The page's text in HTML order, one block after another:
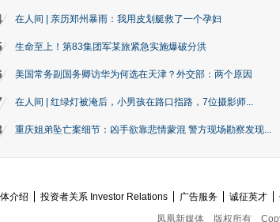
在人间 | 亲历郑州暴雨：我用皮划艇救了一个孕妇
生命至上！第83集团军某旅紧急实施爆破分洪
美国常务副国务卿访华为何选在天津？外交部：两个原因
在人间 | 红绿灯被淹后，小男孩在路口指路，7位摄影师...
重庆姐弟坠亡案细节：凶手欲靠悲情蒙混 警方现场勘察发现...
介绍 投资者关系 Investor Relations 广告服务 诚征英才
凤凰新媒体
版权所有